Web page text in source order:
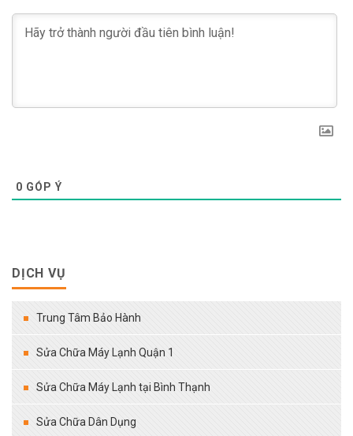
0 GÓP Ý
DỊCH VỤ
Trung Tâm Bảo Hành
Sửa Chữa Máy Lạnh Quận 1
Sửa Chữa Máy Lạnh tại Bình Thạnh
Sửa Chữa Dân Dụng